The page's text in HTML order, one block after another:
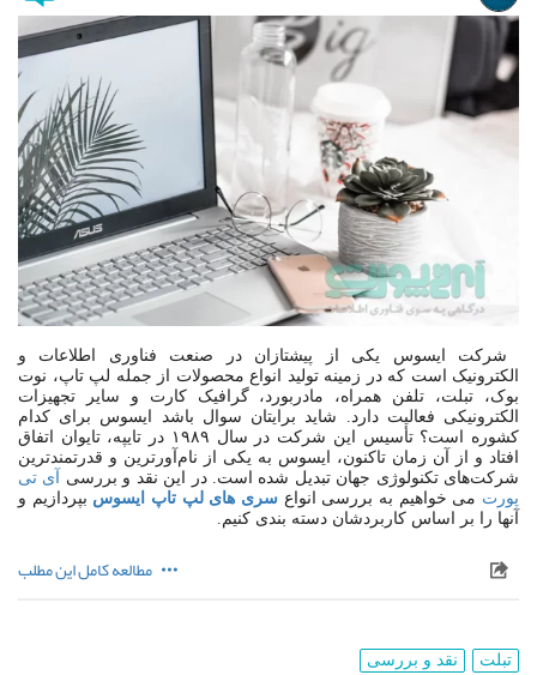
شرکت ایسوس یکی از پیشتازان در صنعت فناوری اطلاعات و
الکترونیک است که در زمینه تولید انواع محصولات از جمله لپ تاپ، نوت
بوک، تبلت، تلفن همراه، مادربورد، گرافیک کارت و سایر تجهیزات
الکترونیکی فعالیت دارد. شاید برایتان سوال باشد ایسوس برای کدام
کشوره است؟ تأسیس این شرکت در سال ۱۹۸۹ در تایپه، تایوان اتفاق
افتاد و از آن زمان تاکنون، ایسوس به یکی از نام‌آورترین و قدرتمندترین
شرکت‌های تکنولوژی جهان تبدیل شده است. در این نقد و بررسی
آی تی
پورت می خواهیم به بررسی انواع سری های لپ تاپ ایسوس بپردازیم و
آنها را بر اساس کاربردشان دسته بندی کنیم.
مطالعه کامل این مطلب
تبلت نقد و بررسی